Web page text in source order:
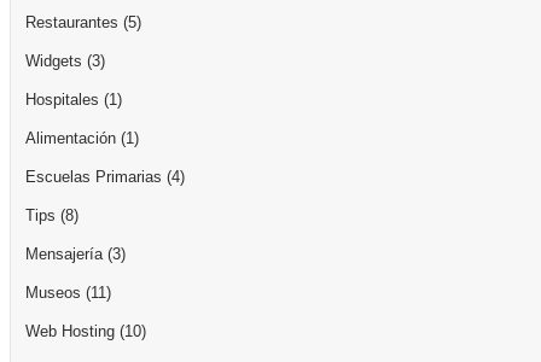
Restaurantes (5)
Widgets (3)
Hospitales (1)
Alimentación (1)
Escuelas Primarias (4)
Tips (8)
Mensajería(3)
Museos (11)
Web Hosting (10)